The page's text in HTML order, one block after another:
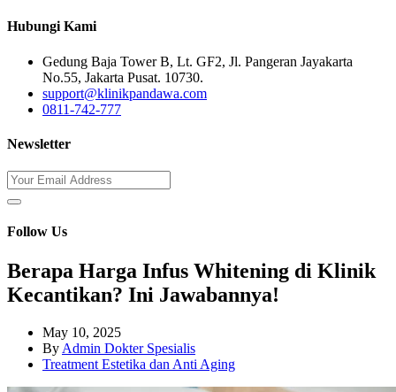
Hubungi Kami
Gedung Baja Tower B, Lt. GF2, Jl. Pangeran Jayakarta
No.55, Jakarta Pusat. 10730.
support@klinikpandawa.com
0811-742-777
Newsletter
Follow Us
Berapa Harga Infus Whitening di Klinik
Kecantikan? Ini Jawabannya!
May 10, 2025
By Admin Dokter Spesialis
Treatment Estetika dan Anti Aging